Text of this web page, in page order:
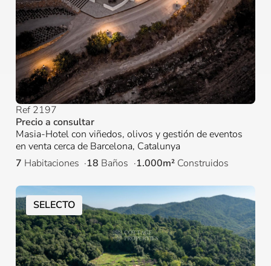
Ref 2197
Precio a consultar
Masia-Hotel con viñedos, olivos y gestión de eventos
en venta cerca de Barcelona, Catalunya
7 Habitaciones 18 Baños 1.000m² Construidos
SELECTO